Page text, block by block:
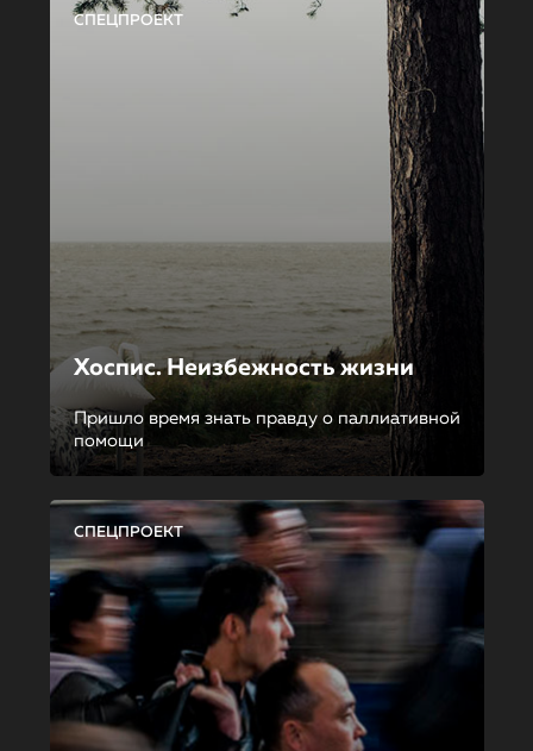
СПЕЦПРОЕКТ
Хоспис. Неизбежность жизни
Пришло время знать правду о паллиативной
помощи
СПЕЦПРОЕКТ